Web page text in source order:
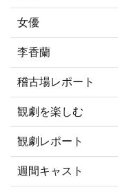
女優
李香蘭
稽古場レポート
観劇を楽しむ
観劇レポート
週間キャスト